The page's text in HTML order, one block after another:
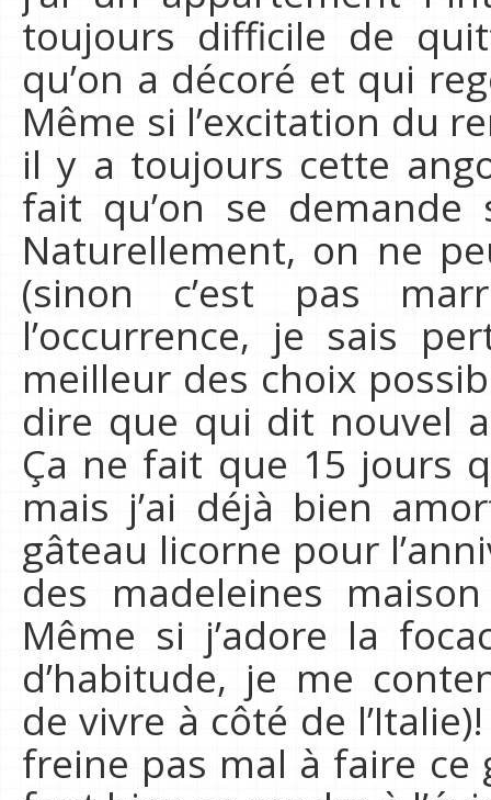
toujours difficile de
qu’on a décoré et qui
Même si l’excitation du
il y a toujours cette
fait qu’on se
Naturellement, on ne
(sinon c’est pas
l’occurrence, je sais
meilleur des choix
dire que qui dit nouvel
Ça ne fait que 15 jours
mais j’ai déjà bien
gâteau licorne pour
des madeleines
Même si j’adore la
d’habitude, je me
de vivre à côté de
freine pas mal à faire ce